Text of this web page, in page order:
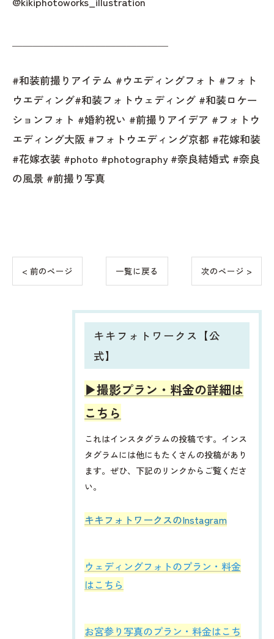
#和装前撮りアイテム #ウエディングフォト #フォト
ウエディング#和装フォトウェディング #和装ロケー
ションフォト #婚約祝い #前撮りアイデア #フォトウ
エディング大阪 #フォトウエディング京都 #花嫁和装
#花嫁衣装 #photo #photography #奈良結婚式 #奈良
の風景 #前撮り写真
< 前のページ 一覧に戻る 次のページ >
キキフォトワークス【公
式】
▶︎撮影プラン・料金の詳細は
こちら
これはインスタグラムの投稿です。インス
タグラムには他にもたくさんの投稿があり
ます。ぜひ、下記のリンクからご覧くださ
い。
​​​​キキフォトワークスのInstagram
ウェディングフォトのプラン・料金
はこちら
お宮参り写真のプラン・料金はこち